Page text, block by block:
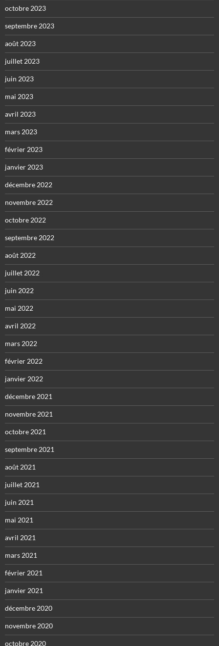
octobre 2023
septembre 2023
août 2023
juillet 2023
juin 2023
mai 2023
avril 2023
mars 2023
février 2023
janvier 2023
décembre 2022
novembre 2022
octobre 2022
septembre 2022
août 2022
juillet 2022
juin 2022
mai 2022
avril 2022
mars 2022
février 2022
janvier 2022
décembre 2021
novembre 2021
octobre 2021
septembre 2021
août 2021
juillet 2021
juin 2021
mai 2021
avril 2021
mars 2021
février 2021
janvier 2021
décembre 2020
novembre 2020
octobre 2020